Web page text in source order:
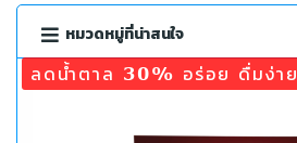
หมวดหมู่ที่น่าสนใจ
ลดน้ำตาล 30% อร่อย ดื่มง่า